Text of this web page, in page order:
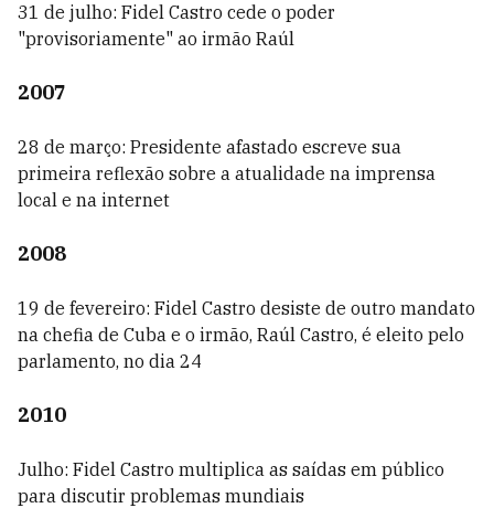
31 de julho: Fidel Castro cede o poder
"provisoriamente" ao irmão Raúl
2007
28 de março: Presidente afastado escreve sua
primeira reflexão sobre a atualidade na imprensa
local e na internet
2008
19 de fevereiro: Fidel Castro desiste de outro mandato
na chefia de Cuba e o irmão, Raúl Castro, é eleito pelo
parlamento, no dia 24
2010
Julho: Fidel Castro multiplica as saídas em público
para discutir problemas mundiais